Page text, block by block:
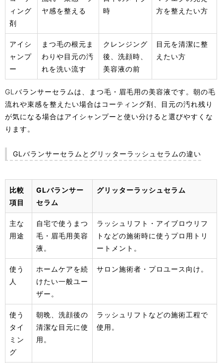
ィング
剤
ヤ感を整える
時
方を整えたい方
アイシ
ャンプ
ー
まつ毛の根元ま
わりや目元の汚
れを洗い流す
クレンジング
後、洗顔時、
美容液の前
目元を清潔に整
えたい方
GLバランサーセラムは、まつ毛・眉毛用の美容液です。朝の毛
流れや束感を整えたい場合はコーティング剤、目元の汚れ残り
が気になる場合はアイシャンプーと使い分けると選びやすくな
ります。
GLバランサーセラムとグリッターラッシュセラムの違い
比較
項目
GLバランサー
セラム
グリッターラッシュセラム
主な
用途
自宅で使うまつ
毛・眉毛用美容
液。
ラッシュリフト・アイブロウリフ
トなどの施術時に使うプロ用トリ
ートメント。
使う
人
ホームケアを続
けたい一般ユー
ザー。
サロン施術者・プロユース向け。
使う
タイ
ミン
グ
朝晩、洗顔後の
清潔な目元に使
用。
ラッシュリフトなどの施術工程で
使用。